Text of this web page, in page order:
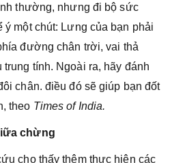
thường, nhưng đi bộ sức
ý một chút: Lưng của bạn phải
đường chân trời, vai thả
trung tính. Ngoài ra, hãy đánh
chân. điều đó sẽ giúp bạn đốt
theo Times of India.
chừng
cho thấy thêm thực hiện các